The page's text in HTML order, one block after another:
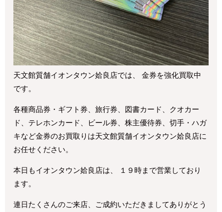
天文館質舗イオンタウン姶良店では、 金券を強化買取中
です。
各種商品券・ギフト券、旅行券、図書カード、クオカー
ド、テレホンカード、ビール券、株主優待券、切手・ハガ
キなど金券のお買取りは天文館質舗イオンタウン姶良店に
お任せください。
本日もイオンタウン姶良店は、 １９時まで営業しており
ます。
連日たくさんのご来店、ご成約いただきましてありがとう